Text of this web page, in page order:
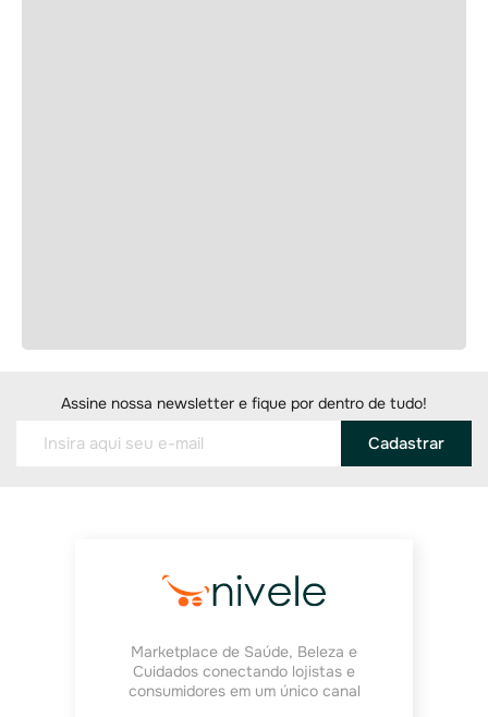
Assine nossa newsletter e fique por dentro de tudo!
Cadastrar
Marketplace de Saúde, Beleza e
Cuidados conectando lojistas e
consumidores em um único canal